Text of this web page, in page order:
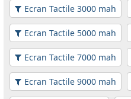
Ecran Tactile 3000 mah
Ecran Tactile 5000 mah
Ecran Tactile 7000 mah
Ecran Tactile 9000 mah